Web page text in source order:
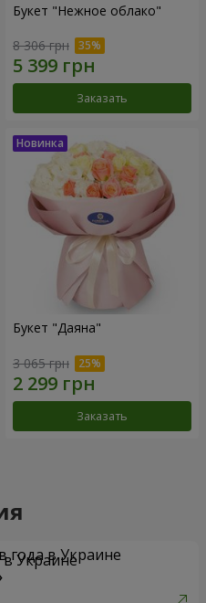
Букет "Нежное облако"
8 306 грн
Заказать
Букет "Даяна"
3 065 грн
Заказать
года в Украине